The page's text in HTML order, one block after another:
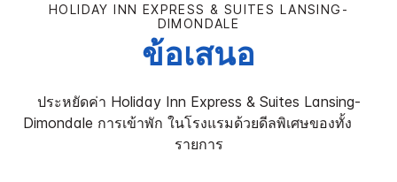
HOLIDAY INN EXPRESS & SUITES LANSING-
DIMONDALE
ข้อเสนอ
ประหยัดค่า Holiday Inn Express & Suites Lansing-
Dimondale การเข้าพัก ในโรงแรมด้วยดีลพิเศษของทั้ง ​ ​ ​ ​ ​
รายการ